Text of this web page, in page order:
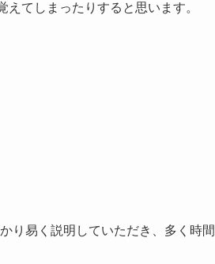
てしまったりすると思います。
り易く説明していただき、多く時間